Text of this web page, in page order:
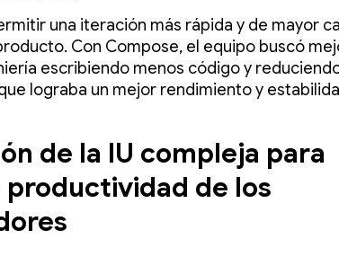
una iteración más rápida y de mayor
Con Compose, el equipo buscó
escribiendo menos código y
lograba un mejor rendimiento y
de la IU compleja para
de los